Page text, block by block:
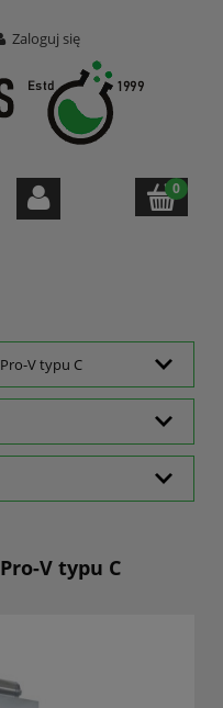
Zaloguj się
V typu C
V typu C